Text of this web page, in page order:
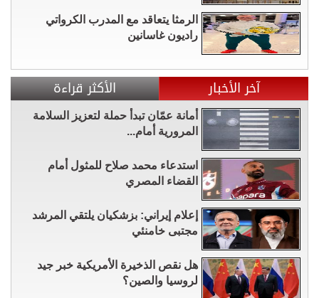
الرمثا يتعاقد مع المدرب الكرواتي
راديون غاسانين
آخر الأخبار الأكثر قراءة
أمانة عمّان تبدأ حملة لتعزيز السلامة
المرورية أمام...
استدعاء محمد صلاح للمثول أمام
القضاء المصري
إعلام إيراني: بزشكيان يلتقي المرشد
مجتبى خامنئي
هل نقص الذخيرة الأمريكية خبر جيد
لروسيا والصين؟